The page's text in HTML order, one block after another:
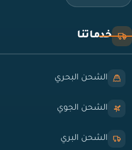
خدماتنا
الشحن البحري
الشحن الجوي
الشحن البري